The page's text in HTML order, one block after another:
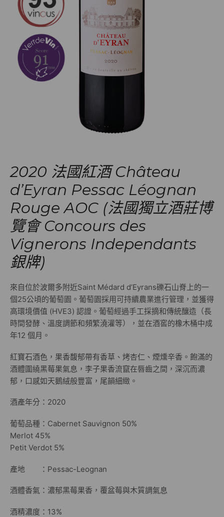
2020 法國紅酒 Château
d’Eyran Pessac Léognan
Rouge AOC (法國獨立酒莊博
覽會 Concours des
Vignerons Independants
銀牌)
來自位於波爾多附近Saint Médard d’Eyrans礫石山脊上的一
個25公頃的葡萄園。葡萄園採用可持續農業進行管理，並獲得
高環境價值 (HVE3) 認證。葡萄經過手工採摘和傳統釀造（長
時間發酵、溫度調節和頻繁澆灌等），並在酒窖的橡木桶中成
年12 個月。
紅寶石酒色，果香馥郁帶有香草、烤杏仁、煙燻辛香。飽滿的
酒體圍繞黑莓果氣息，李子果香流竄在唇齒之間，深沉而濃
郁，口感如天鵝絨般豐富，尾韻細緻。
酒產年分：2020
葡萄品種：Cabernet Sauvignon 50%
Merlot 45%
Petit Verdot 5%
產地 ：Pessac-Leognan
酒體香氣：濃郁黑莓果香，覆盆莓與木質調氣息
酒精濃度：13%